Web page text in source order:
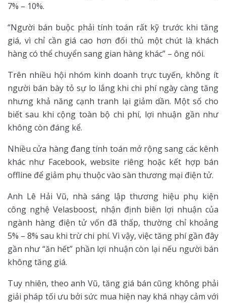
7% – 10%.
“Người bán buộc phải tính toán rất kỹ trước khi tăng
giá, vì chỉ cần giá cao hơn đối thủ một chút là khách
hàng có thể chuyển sang gian hàng khác” – ông nói.
Trên nhiều hội nhóm kinh doanh trực tuyến, không ít
người bán bày tỏ sự lo lắng khi chi phí ngày càng tăng
nhưng khả năng cạnh tranh lại giảm dần. Một số cho
biết sau khi cộng toàn bộ chi phí, lợi nhuận gần như
không còn đáng kể.
Nhiều cửa hàng đang tính toán mở rộng sang các kênh
khác như Facebook, website riêng hoặc kết hợp bán
offline để giảm phụ thuộc vào sàn thương mại điện tử.
Anh Lê Hải Vũ, nhà sáng lập thương hiệu phụ kiện
công nghệ Velasboost, nhận định biên lợi nhuận của
ngành hàng điện tử vốn đã thấp, thường chỉ khoảng
5% – 8% sau khi trừ chi phí. Vì vậy, việc tăng phí gần đây
gần như “ăn hết” phần lợi nhuận còn lại nếu người bán
không tăng giá.
Tuy nhiên, theo anh Vũ, tăng giá bán cũng không phải
giải pháp tối ưu bởi sức mua hiện nay khá nhạy cảm với